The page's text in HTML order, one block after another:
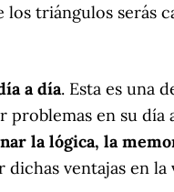
los triángulos serás
a día. Esta es una
problemas en su día
la lógica, la
ventajas en la